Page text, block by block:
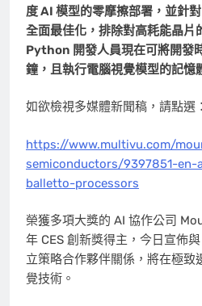
度 AI 模型的零摩擦部署，並針
全面最佳化，排除對高耗能晶片
Python 開發人員現在可將開發
鐘，且執行電腦視覺模型的記憶
如欲檢視多媒體新聞稿，請點選
https://www.multivu.com/
semiconductors/9397851-
balletto-processors
榮獲多項大獎的 AI 協作公司
年 CES 創新獎得主，今日宣佈
立策略合作夥伴關係，將在極致
覺技術。